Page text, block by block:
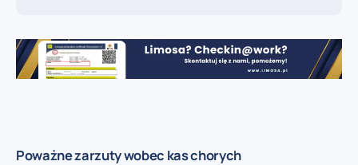
Poważne zarzuty wobec kas chorych